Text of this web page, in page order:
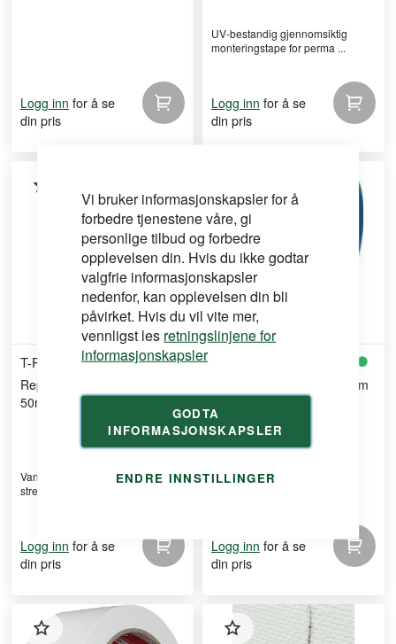
Vi bruker informasjonskapsler for å
forbedre tjenestene våre, gi
personlige tilbud og forbedre
opplevelsen din. Hvis du ikke godtar
valgfrie informasjonskapsler
nedenfor, kan opplevelsen din bli
påvirket. Hvis du vil vite mer,
vennligst les retningslinjene for
informasjonskapsler
GODTA
INFORMASJONSKAPSLER
ENDRE INNSTILLINGER
Logg inn for å se
din pris
UV-bestandig gjennomsiktig
monteringstape for perma ...
Logg inn for å se
din pris
T-REX
Reparasjonstape
50mmx1,5m vanntett
Vanntett reparasjonstape som kan
strekkes opptil 7 ...
Logg inn for å se
din pris
Markeringstape 50mmx33m
Logg inn for å se
din pris